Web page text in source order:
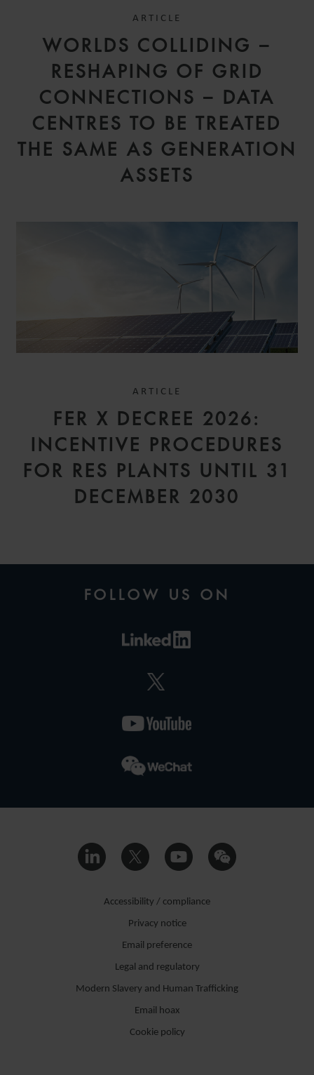
DR. SARAH-SOPHIE
JACOB
HAMBURG
MUNICH
SENIOR ASSOCIATE
ARTICLE
WORLDS COLLIDING –
RESHAPING OF GRID
CONNECTIONS – DATA
CENTRES TO BE TREATED
THE SAME AS GENERATION
ASSETS
ARTICLE
FER X DECREE 2026:
INCENTIVE PROCEDURES
FOR RES PLANTS UNTIL 31
DECEMBER 2030
FOLLOW US ON
Accessibility / compliance
Privacy notice
Email preference
Legal and regulatory
Modern Slavery and Human Trafficking
Email hoax
Cookie policy